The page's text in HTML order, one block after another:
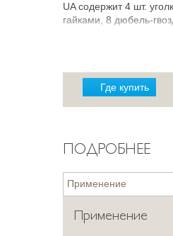
UA содержит 4 шт.
гайками, 8 дюбель-
Где купить
ПОДРОБНЕЕ
Применение
Применение